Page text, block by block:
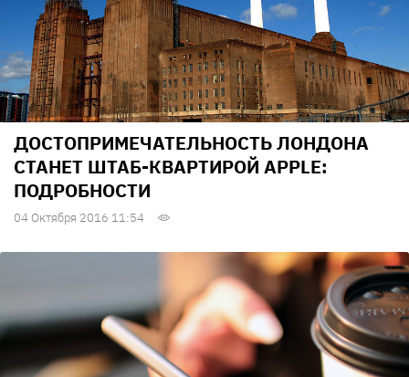
ДОСТОПРИМЕЧАТЕЛЬНОСТЬ ЛОНДОНА
СТАНЕТ ШТАБ-КВАРТИРОЙ APPLE:
ПОДРОБНОСТИ
04 Октября 2016 11:54